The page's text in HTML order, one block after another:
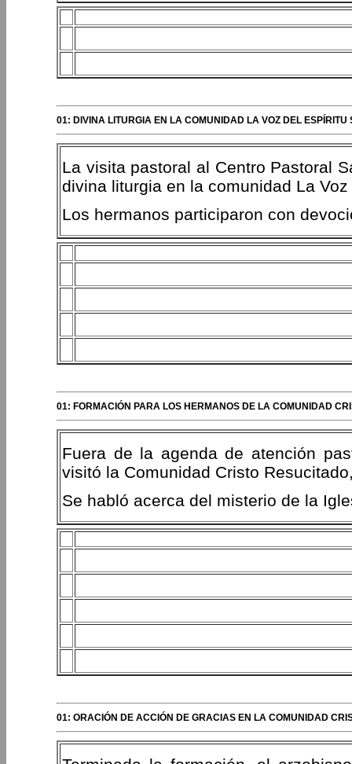
01: DIVINA LITURGIA EN LA COMUNIDAD LA VOZ DEL
La visita pastoral al Centro Pastoral
divina liturgia en la comunidad La
Los hermanos participaron con
01: FORMACIÓN PARA LOS HERMANOS DE LA COMUNIDAD
Fuera de la agenda de atención
visitó la Comunidad Cristo
Se habló acerca del misterio de la
01: ORACIÓN DE ACCIÓN DE GRACIAS EN LA COMUNIDAD